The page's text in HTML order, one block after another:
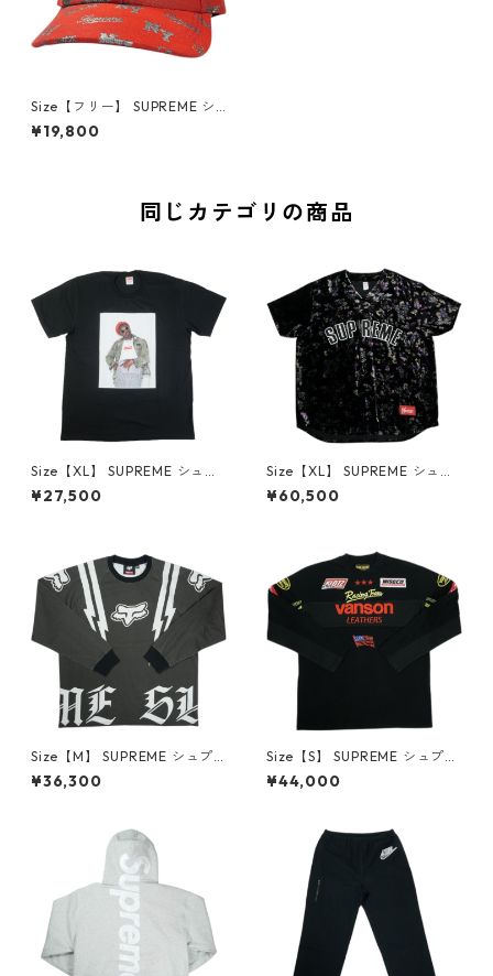
Size【フリー】 SUPREME シ
ュプリーム 26SS Monogram
6-Panel Red キャップ 赤
¥19,800
同じカテゴリの商品
Size【XL】 SUPREME シュプ
リーム 22AW Andre 3000 T
ee Black Tシャツ 黒 【新古
¥27,500
Size【XL】 SUPREME シュプ
リーム 19AW Floral Velour B
aseball Jersey ベースボール
¥60,500
Size【M】 SUPREME シュプ
リーム ×Fox Racing 25FW L/
S Top Black ロンT 黒 【新古
¥36,300
Size【S】 SUPREME シュプリ
ーム ×Vanson Leathers 26SS
L/S Top Black ロンT 黒 【中古
¥44,000